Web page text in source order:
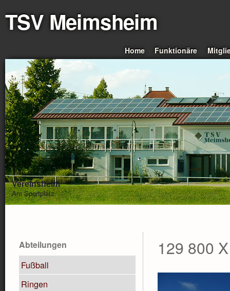
TSV Meimsheim
Home Funktionäre
Vereinsheim
Am Sportplatz
Abteilungen
Fußball
Ringen
129 800